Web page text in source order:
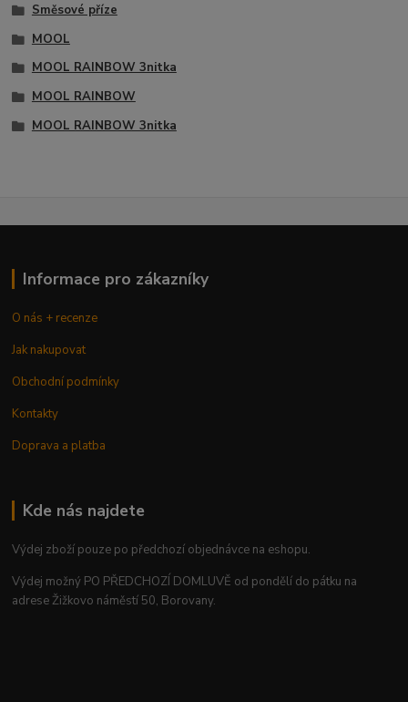
Směsové příze
MOOL
MOOL RAINBOW 3nitka
MOOL RAINBOW
MOOL RAINBOW 3nitka
Informace pro zákazníky
O nás + recenze
Jak nakupovat
Obchodní podmínky
Kontakty
Doprava a platba
Kde nás najdete
Výdej zboží pouze po předchozí objednávce na eshopu.
Výdej možný PO PŘEDCHOZÍ DOMLUVĚ od pondělí do pátku na
adrese Žižkovo náměstí 50, Borovany.